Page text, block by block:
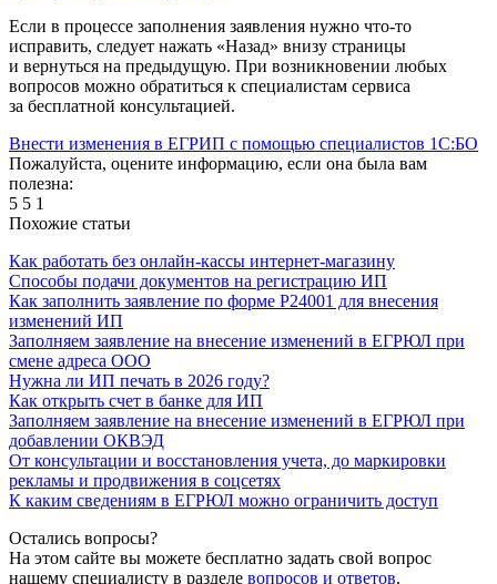
Если в процессе заполнения заявления нужно что-то
исправить, следует нажать «Назад» внизу страницы
и вернуться на предыдущую. При возникновении любых
вопросов можно обратиться к специалистам сервиса
за бесплатной консультацией.
Внести изменения в ЕГРИП c помощью специалистов 1С:БО
Пожалуйста, оцените информацию, если она была вам
полезна:
5 5 1
Похожие статьи
Как работать без онлайн-кассы интернет-магазину
Способы подачи документов на регистрацию ИП
Как заполнить заявление по форме Р24001 для внесения
изменений ИП
Заполняем заявление на внесение изменений в ЕГРЮЛ при
смене адреса ООО
Нужна ли ИП печать в 2026 году?
Как открыть счет в банке для ИП
Заполняем заявление на внесение изменений в ЕГРЮЛ при
добавлении ОКВЭД
От консультации и восстановления учета, до маркировки
рекламы и продвижения в соцсетях
К каким сведениям в ЕГРЮЛ можно ограничить доступ
Остались вопросы?
На этом сайте вы можете бесплатно задать свой вопрос
нашему специалисту в разделе вопросов и ответов.